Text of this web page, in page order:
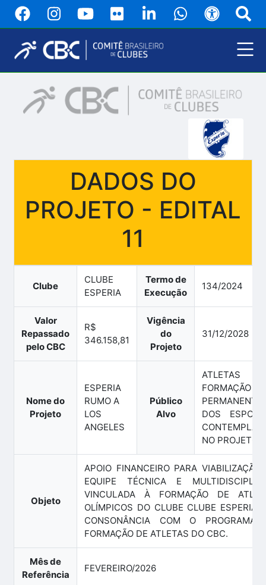
conteúdo
Principal
DADOS DO
PROJETO - EDITAL
11
Clube
CLUBE
ESPERIA
Termo de
Execução
134/2024
Valor
Repassado
pelo CBC
R$
346.158,81
Vigência
do
Projeto
31/12/2028
Nome do
Projeto
ESPERIA
RUMO A
LOS
ANGELES
Público
Alvo
ATLETAS
FORMAÇÃO
PERMANENTE
DOS
NO PROJETO
Objeto
APOIO FINANCEIRO PARA VIABILIZAÇÃO
EQUIPE TÉCNICA E
VINCULADA À FORMAÇÃO DE
OLÍMPICOS DO CLUBE CLUBE ESPERIA,
CONSONÂNCIA COM O PROGRAMA
FORMAÇÃO DE ATLETAS DO CBC.
Mês de
Referência
FEVEREIRO/2026